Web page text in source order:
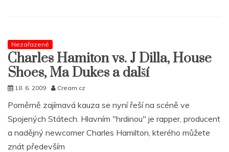
House
Shoes
–
Detroit
Hop
History
Nezařazené
Charles Hamiton vs. J Dilla, House
Shoes, Ma Dukes a další
18. 6. 2009 Cream.cz
Poměrně zajímavá kauza se nyní řeší na scéně ve
Spojených Státech. Hlavním "hrdinou" je rapper, producent
a nadějný newcomer Charles Hamilton, kterého můžete
znát především